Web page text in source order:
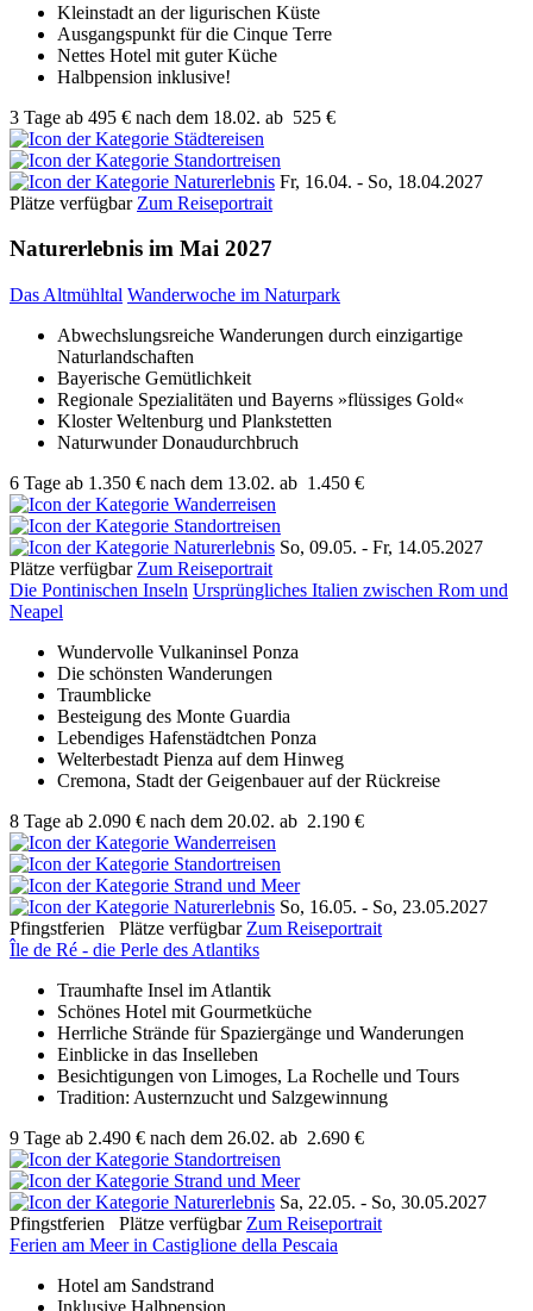
Kleinstadt an der ligurischen Küste
Ausgangspunkt für die Cinque Terre
Nettes Hotel mit guter Küche
Halbpension inklusive!
3 Tage ab 495 € nach dem 18.02. ab 525 €
Fr, 16.04. - So, 18.04.2027
Plätze verfügbar Zum Reiseportrait
Naturerlebnis im Mai 2027
Das Altmühltal Wanderwoche im Naturpark
Abwechslungsreiche Wanderungen durch einzigartige
Naturlandschaften
Bayerische Gemütlichkeit
Regionale Spezialitäten und Bayerns »flüssiges Gold«
Kloster Weltenburg und Plankstetten
Naturwunder Donaudurchbruch
6 Tage ab 1.350 € nach dem 13.02. ab 1.450 €
So, 09.05. - Fr, 14.05.2027
Plätze verfügbar Zum Reiseportrait
Die Pontinischen Inseln Ursprüngliches Italien zwischen Rom und
Neapel
Wundervolle Vulkaninsel Ponza
Die schönsten Wanderungen
Traumblicke
Besteigung des Monte Guardia
Lebendiges Hafenstädtchen Ponza
Welterbestadt Pienza auf dem Hinweg
Cremona, Stadt der Geigenbauer auf der Rückreise
8 Tage ab 2.090 € nach dem 20.02. ab 2.190 €
So, 16.05. - So, 23.05.2027
Pfingstferien
Plätze verfügbar Zum Reiseportrait
Île de Ré - die Perle des Atlantiks
Traumhafte Insel im Atlantik
Schönes Hotel mit Gourmetküche
Herrliche Strände für Spaziergänge und Wanderungen
Einblicke in das Inselleben
Besichtigungen von Limoges, La Rochelle und Tours
Tradition: Austernzucht und Salzgewinnung
9 Tage ab 2.490 € nach dem 26.02. ab 2.690 €
Sa, 22.05. - So, 30.05.2027
Pfingstferien
Plätze verfügbar Zum Reiseportrait
Ferien am Meer in Castiglione della Pescaia
Hotel am Sandstrand